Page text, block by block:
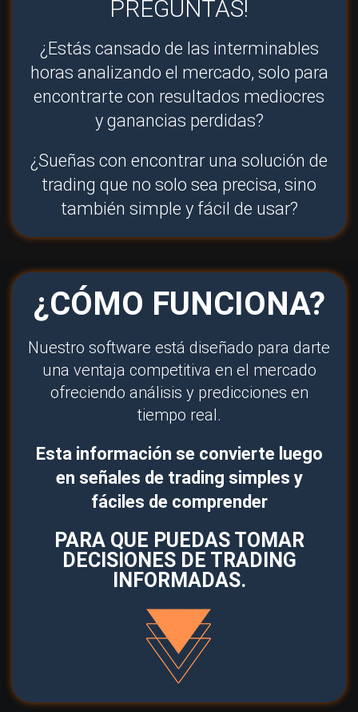
PREGUNTAS!
¿Estás cansado de las interminables
horas analizando el mercado, solo para
encontrarte con resultados mediocres
y ganancias perdidas?
¿Sueñas con encontrar una solución de
trading que no solo sea precisa, sino
también simple y fácil de usar?
¿CÓMO FUNCIONA?
Nuestro software está diseñado para darte
una ventaja competitiva en el mercado
ofreciendo análisis y predicciones en
tiempo real.
Esta información se convierte luego
en señales de trading simples y
fáciles de comprender
PARA QUE PUEDAS TOMAR
DECISIONES DE TRADING
INFORMADAS.